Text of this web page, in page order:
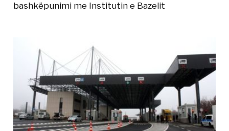
bashkëpunimi me Institutin e Bazelit